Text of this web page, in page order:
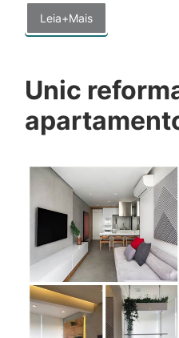
Leia+Mais
Unic